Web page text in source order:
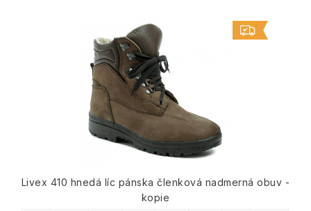
Livex 410 hnedá líc pánska členková nadmerná obuv -
kopie